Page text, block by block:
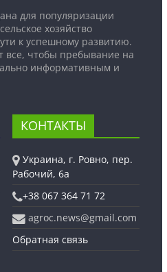
для популяризации
хозяйство
к успешному развитию.
чтобы пребывание на
информативным и
КОНТАКТЫ
Украина, г. Ровно, пер.
Рабочий, 6а
+38 067 364 71 72
agroc.news@gmail.com
Обратная связь